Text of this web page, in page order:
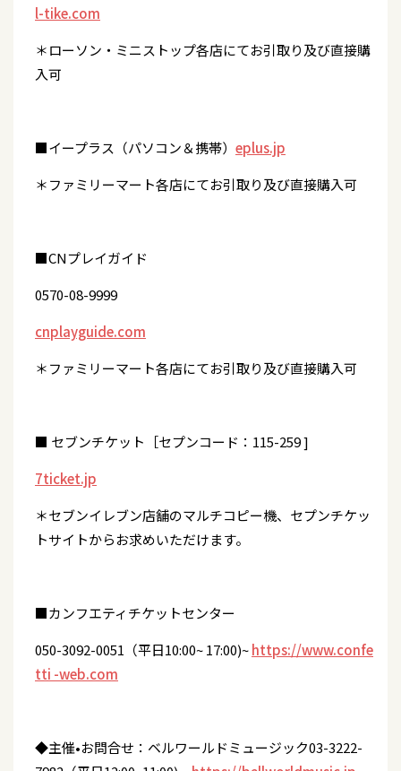
l-tike.com
＊ローソン・ミニストップ各店にてお引取り及び直接購
入可
■イープラス（パソコン＆携帯） eplus.jp
＊ファミリーマート各店にてお引取り及び直接購入可
■CNプレイガイド
0570-08-9999
cnplayguide.com
＊ファミリーマート各店にてお引取り及び直接購入可
■ セブンチケット［セプンコード：115-259 ]
7ticket.jp
＊セブンイレブン店舗のマルチコピー機、セプンチケッ
トサイトからお求めいただけます。
■カンフエティチケットセンター
050-3092-0051（平日10:00~ 17:00)~https://www.confe
tti -web.com
◆主催•お問合せ：ベルワールドミュージック03-3222-